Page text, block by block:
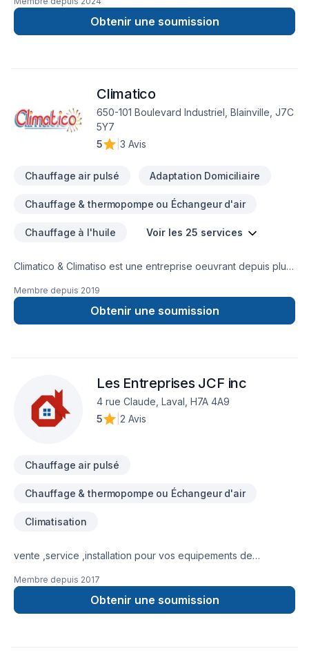
installation adéquate et ainsi assurer votre satisfaction. Nos
services s’offres à vous autant si vous êtes propriétaire d’une
maison, entrepreneur général ou propriétaire d’unité de
d’évacuation) Changement et installation de fournaises Sous-
traitance (à contrat majoré ou forfaitaire)
Obtenir une soumission
Climatico
650-101 Boulevard Industriel, Blainville, J7C
5Y7
5
3 Avis
Chauffage air pulsé Adaptation Domiciliaire
Chauffage & thermopompe ou Échangeur d'air
Chauffage à l'huile Voir les 25 services
Climatico & Climatiso est une entreprise oeuvrant depuis plus
spécialistes pour : - traitement des
moisissures(décontamination) - travaux d’isolation des
greniers - extraction de
(thermopompe, fournaise électrique, etc) Plusieurs modes
de paiement offert. Service de financement aussi disponible.
Membre depuis 2019
Obtenir une soumission
Les Entreprises JCF inc
4 rue Claude, Laval, H7A 4A9
5
2 Avis
Chauffage air pulsé
Chauffage & thermopompe ou Échangeur d'air
Climatisation
vente ,service ,installation pour vos equipements de
Membre depuis 2017
Obtenir une soumission